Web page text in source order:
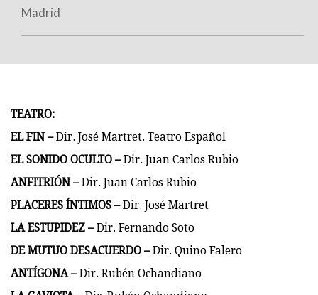
Madrid
TEATRO:
EL FIN–Dir. José Martret. Teatro Español
EL SONIDO OCULTO –Dir. Juan Carlos Rubio
ANFITRIÓN–Dir. Juan Carlos Rubio
PLACERES ÍNTIMOS –Dir. José Martret
LA ESTUPIDEZ –Dir. Fernando Soto
DE MUTUO DESACUERDO –Dir. Quino Falero
ANTÍGONA–Dir. Rubén Ochandiano